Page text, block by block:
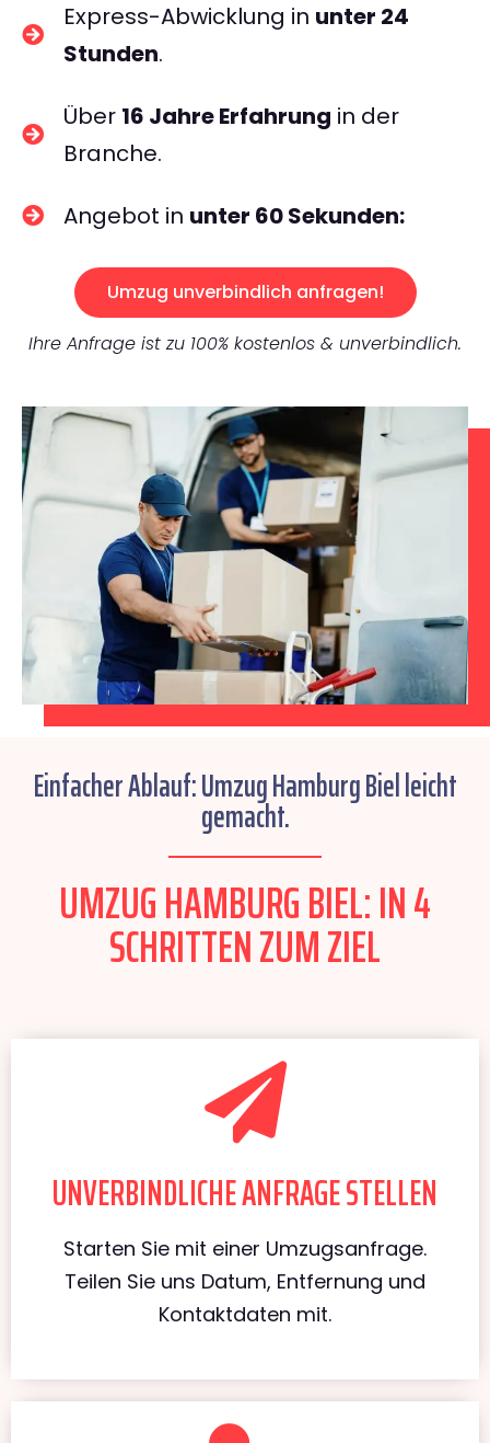
Express-Abwicklung in unter 24
Stunden.
Über 16 Jahre Erfahrung in der
Branche.
Angebot in unter 60 Sekunden:
Umzug unverbindlich anfragen!
Ihre Anfrage ist zu 100% kostenlos & unverbindlich.
Einfacher Ablauf: Umzug Hamburg Biel leicht
gemacht.
UMZUG HAMBURG BIEL: IN 4
SCHRITTEN ZUM ZIEL
UNVERBINDLICHE ANFRAGE STELLEN
Starten Sie mit einer Umzugsanfrage.
Teilen Sie uns Datum, Entfernung und
Kontaktdaten mit.